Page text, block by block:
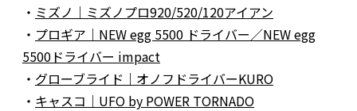
・ ミズノ｜ミズノプロ920/520/120アイアン
・ プロギア｜NEW egg 5500 ドライバー／NEW egg
5500ドライバー impact
・ グローブライド｜オノフドライバーKURO
・ キャスコ｜UFO by POWER TORNADO